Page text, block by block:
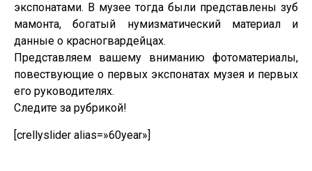
экспонатами. В музее тогда были представлены зуб
мамонта, богатый нумизматический материал и
данные о красногвардейцах.
Представляем вашему вниманию фотоматериалы,
повествующие о первых экспонатах музея и первых
его руководителях.
Следите за рубрикой!
[crellyslider alias=»60year»]